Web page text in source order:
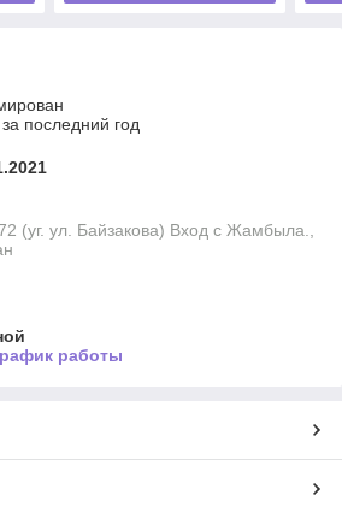
последний год
(уг. ул. Байзакова) Вход с Жамбыла.,
работы